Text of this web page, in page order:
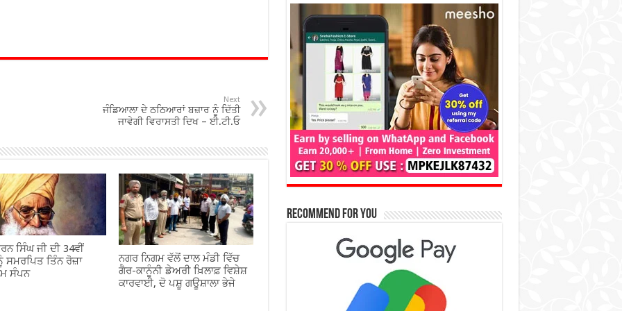
Next
ਜੰਡਿਆਲਾ ਦੇ ਠਠਿਆਰਾਂ ਬਜ਼ਾਰ ਨੂੰ ਦਿੱਤੀ
ਜਾਵੇਗੀ ਵਿਰਾਸਤੀ ਦਿਖ – ਈ.ਟੀ.ਓ
ਸਿੰਘ ਜੀ ਦੀ 34ਵੀਂ
ਸਮਰਪਿਤ ਤਿੰਨ ਰੋਜ਼ਾ
ਸੰਪਨ
ਨਗਰ ਨਿਗਮ ਵੱਲੋਂ ਦਾਲ ਮੰਡੀ ਵਿੱਚ
ਗੈਰ-ਕਾਨੂੰਨੀ ਡੇਅਰੀ ਖ਼ਿਲਾਫ਼ ਵਿਸ਼ੇਸ਼
ਕਾਰਵਾਈ, ਦੋ ਪਸ਼ੂ ਗਊਸ਼ਾਲਾ ਭੇਜੇ
Recommend for You